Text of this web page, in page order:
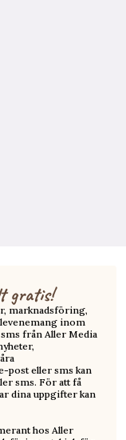
gratis!
marknadsföring,
inom
från Aller Media
post eller sms kan
sms. För att få
dina uppgifter kan
hos Aller